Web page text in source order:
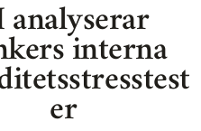
analyserar
interna
er